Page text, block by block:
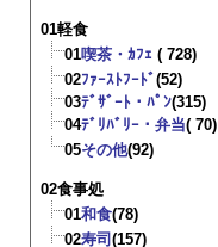
01軽食
01喫茶・ｶﾌｪ ( 728)
02ﾌｧｰｽﾄﾌｰﾄﾞ(52)
03ﾃﾞｻﾞｰﾄ・ﾊﾟﾝ(315)
04ﾃﾞﾘﾊﾞﾘｰ・弁当( 70)
05その他(92)
02食事処
01和食(78)
02寿司(157)